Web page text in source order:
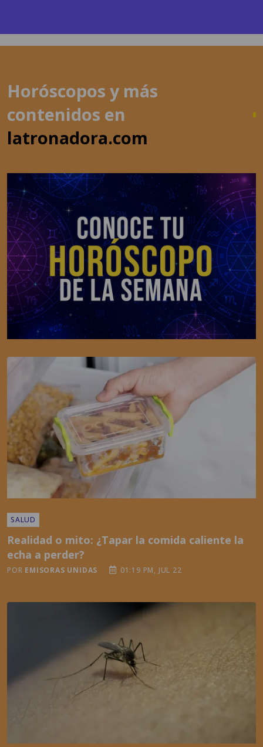
Horóscopos y más
contenidos en
latronadora.com
SALUD
Realidad o mito: ¿Tapar la comida caliente la
echa a perder?
POR EMISORAS UNIDAS 01:19 PM, JUL 22